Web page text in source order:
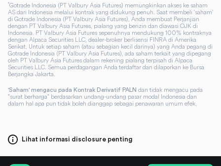
*Gotrade Indonesia (PT Valbury Asia Futures) memungkinkan akses ke saham
AS dari Indonesia melalui kontrak yang didukung penuh. Saat membeli 'saham'
di Gotrade Indonesia (PT Valbury Asia Futures), Anda membuat Perjanjian
dengan PT Valbury Asia Futures, pialang yang berizin dan diawasi OJK di
Indonesia. PT Valbury Asia Futures sepenuhnya mendukung 100% kontraknya
dengan Alpaca Securities LLC, dealer-broker berlisensi FINRA di Amerika
Serikat. Untuk setiap saham (atau sebagian kecil darinya) yang Anda pegang di
Gotrade Indonesia (PT Valbury Asia Futures), ada saham terkait yang dipegang
oleh PT Valbury Asia Futures dalam rekening pialang terpisah di Alpaca
Securities LLC. Semua perdagangan Anda terdaftar dan dilaporkan ke Bursa
Berjangka Jakarta.
'Saham' mengacu pada Kontrak Derivatif PALN dan tidak mengacu pada
"surat berharga" berdasarkan undang-undang pasar modal Indonesia dan
dalam hal apa pun tidak boleh dianggap sebagai penawaran umum efek.
Lihat informasi disclosure penting